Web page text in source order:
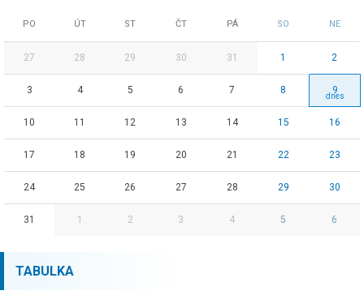
PO ÚT ST ČT PÁ SO NE
27 28 29 30 31 1 2
3 4 5 6 7 8 9
10 11 12 13 14 15 16
17 18 19 20 21 22 23
24 25 26 27 28 29 30
31 1 2 3 4 5 6
TABULKA